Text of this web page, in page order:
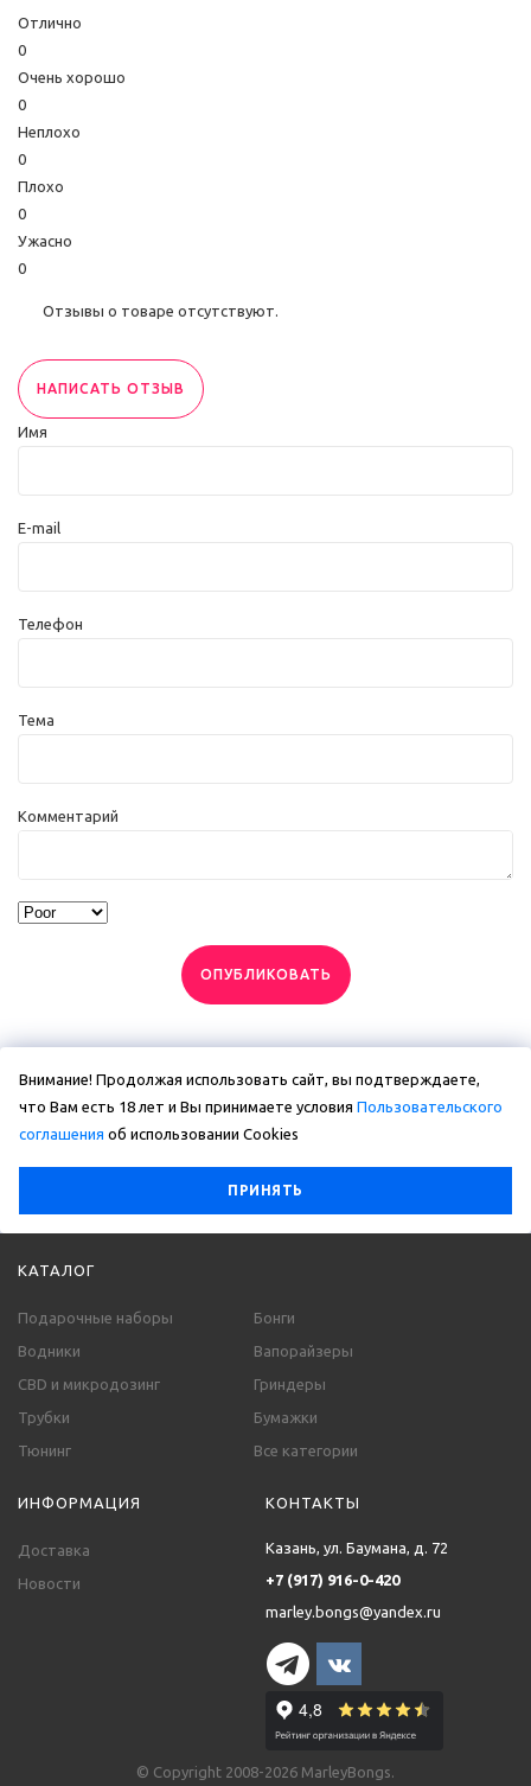
Отлично
0
Очень хорошо
0
Неплохо
0
Плохо
0
Ужасно
0
Отзывы о товаре отсутствуют.
НАПИСАТЬ ОТЗЫВ
Имя
E-mail
Телефон
Тема
Комментарий
ОПУБЛИКОВАТЬ
Внимание! Продолжая использовать сайт, вы подтверждаете,
что Вам есть 18 лет и Вы принимаете условия Пользовательского
соглашения об использовании Сookies
ПРИНЯТЬ
КАТАЛОГ
Подарочные наборы
Бонги
Водники
Вапорайзеры
CBD и микродозинг
Гриндеры
Трубки
Бумажки
Тюнинг
Все категории
ИНФОРМАЦИЯ
Доставка
Новости
КОНТАКТЫ
Казань, ул. Баумана, д. 72
+7 (917) 916-0-420
marley.bongs@yandex.ru
© Copyright 2008-2026 MarleyBongs.